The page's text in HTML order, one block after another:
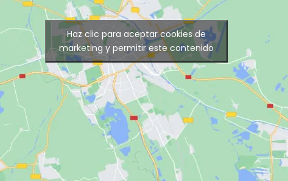
Haz clic para aceptar cookies de
marketing y permitir este contenido